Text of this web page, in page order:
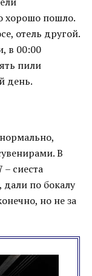
хорошо пошло.
отель другой.
в 00:00
пили
день.
В
сиеста
по бокалу
но не за